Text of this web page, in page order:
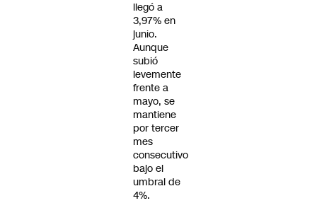
llegó a
3,97% en
junio.
Aunque
subió
levemente
frente a
mayo, se
mantiene
por tercer
mes
consecutivo
bajo el
umbral de
4%.